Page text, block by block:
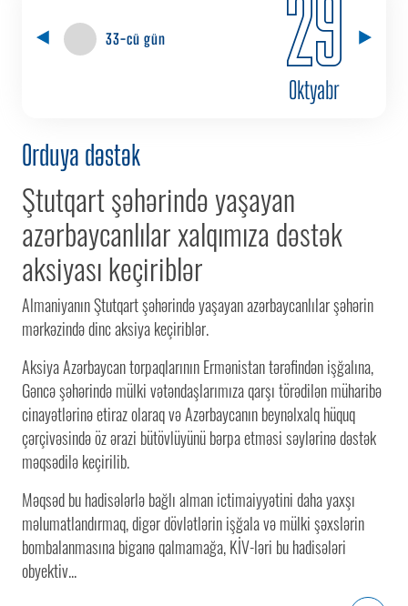
33-cü gün 29
Oktyabr
Orduya dəstək
Ştutqart şəhərində yaşayan
azərbaycanlılar xalqımıza dəstək
aksiyası keçiriblər
Аlmaniyanın Ştutqart şəhərində yaşayan azərbaycanlılar şəhərin
mərkəzində dinc aksiya keçiriblər.
Aksiya Azərbaycan torpaqlarının Ermənistan tərəfindən işğalına,
Gəncə şəhərində mülki vətəndaşlarımıza qarşı törədilən müharibə
cinayətlərinə etiraz olaraq və Azərbaycanın beynəlxalq hüquq
çərçivəsində öz ərazi bütövlüyünü bərpa etməsi səylərinə dəstək
məqsədilə keçirilib.
Məqsəd bu hadisələrlə bağlı alman ictimaiyyətini daha yaxşı
məlumatlandırmaq, digər dövlətlərin işğala və mülki şəxslərin
bombalanmasına biganə qalmamağa, KİV-ləri bu hadisələri
obyektiv...